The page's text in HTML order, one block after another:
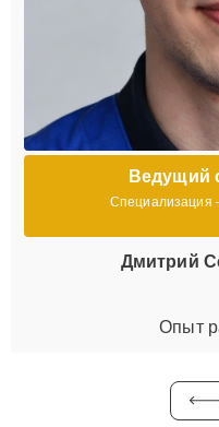
Ведущий
Специализация
Дмитрий
Опыт